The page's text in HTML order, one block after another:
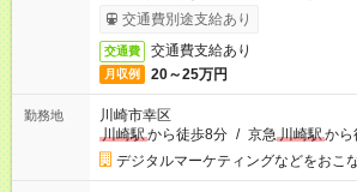
交通費別途支給あり
交通費 交通費支給あり
月収例 20～25万円
勤務地
川崎市幸区
川崎駅から徒歩8分 / 京急 川崎駅から
デジタルマーケティングなどをおこ